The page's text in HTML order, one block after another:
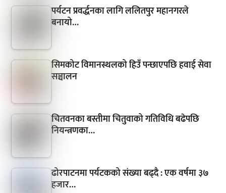
पर्यटन प्रवर्द्धनका लागि ललितपुर महानगरले
बनायो…
सिमकोट विमानस्थलको हिउँ पन्छाएपछि हवाई सेवा
सञ्चालन
चितवनका बस्तीमा चितुवाको गतिविधि बढेपछि
नियन्त्रणका…
ढोरपाटनमा पर्यटकको संख्या बढ्दै : एक वर्षमा ३७
हजार…